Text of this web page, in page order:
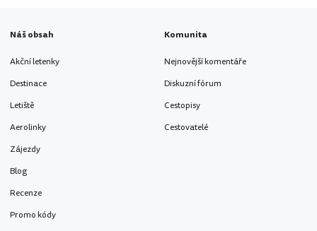
Náš obsah
Akční letenky
Destinace
Letiště
Aerolinky
Zájezdy
Blog
Recenze
Promo kódy
Komunita
Nejnovější komentáře
Diskuzní fórum
Cestopisy
Cestovatelé